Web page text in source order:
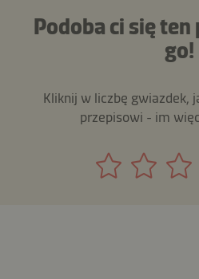
Podoba ci się ten
go!
Kliknij w liczbę gwiazdek,
przepisowi - im